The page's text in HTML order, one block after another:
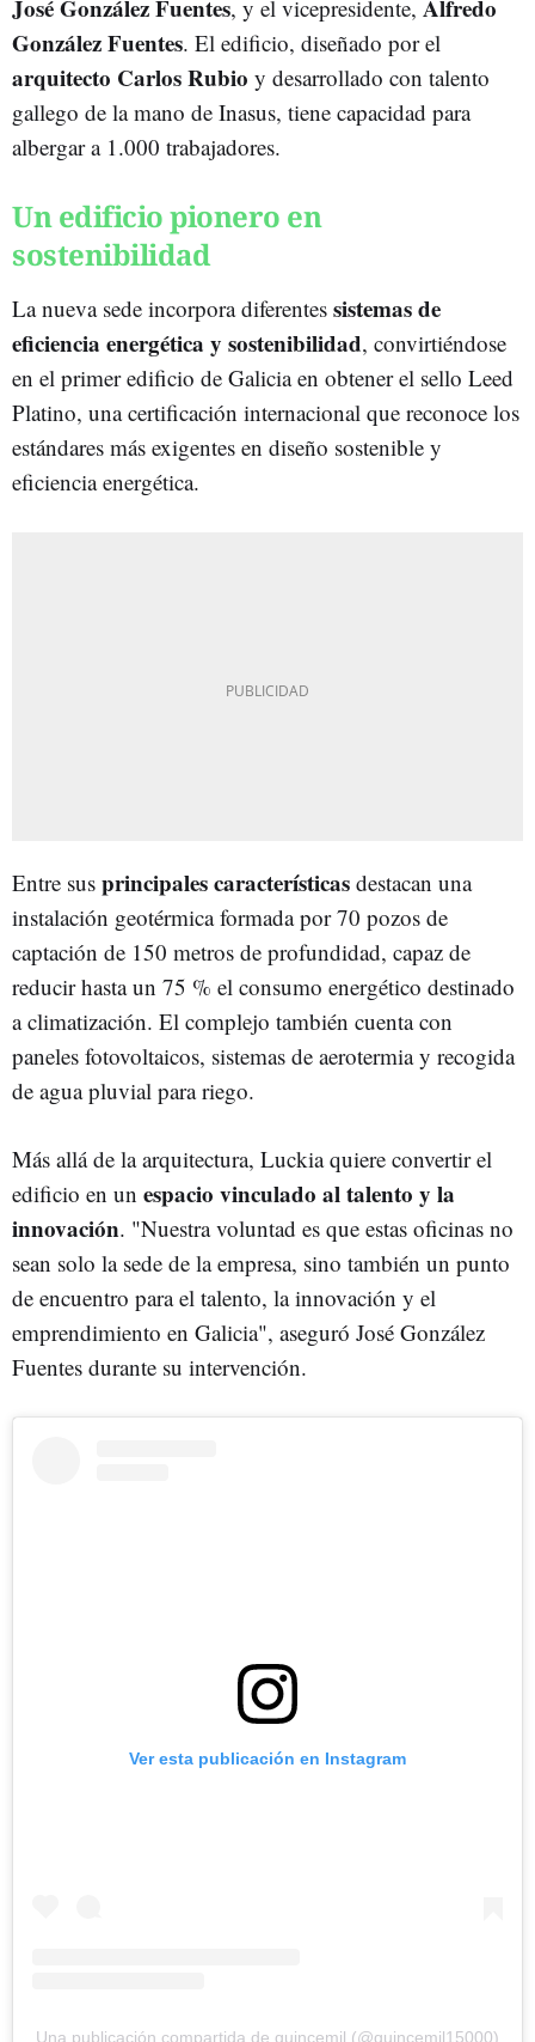
José González Fuentes, y el vicepresidente, Alfredo
González Fuentes. El edificio, diseñado por el
arquitecto Carlos Rubio y desarrollado con talento
gallego de la mano de Inasus, tiene capacidad para
albergar a 1.000 trabajadores.
Un edificio pionero en
sostenibilidad
La nueva sede incorpora diferentes sistemas de
eficiencia energética y sostenibilidad, convirtiéndose
en el primer edificio de Galicia en obtener el sello Leed
Platino, una certificación internacional que reconoce los
estándares más exigentes en diseño sostenible y
eficiencia energética.
Entre sus principales características destacan una
instalación geotérmica formada por 70 pozos de
captación de 150 metros de profundidad, capaz de
reducir hasta un 75 % el consumo energético destinado
a climatización. El complejo también cuenta con
paneles fotovoltaicos, sistemas de aerotermia y recogida
de agua pluvial para riego.
Más allá de la arquitectura, Luckia quiere convertir el
edificio en un espacio vinculado al talento y la
innovación. "Nuestra voluntad es que estas oficinas no
sean solo la sede de la empresa, sino también un punto
de encuentro para el talento, la innovación y el
emprendimiento en Galicia", aseguró José González
Fuentes durante su intervención.
Ver esta publicación en Instagram
Una publicación compartida de quincemil (@quincemil15000)